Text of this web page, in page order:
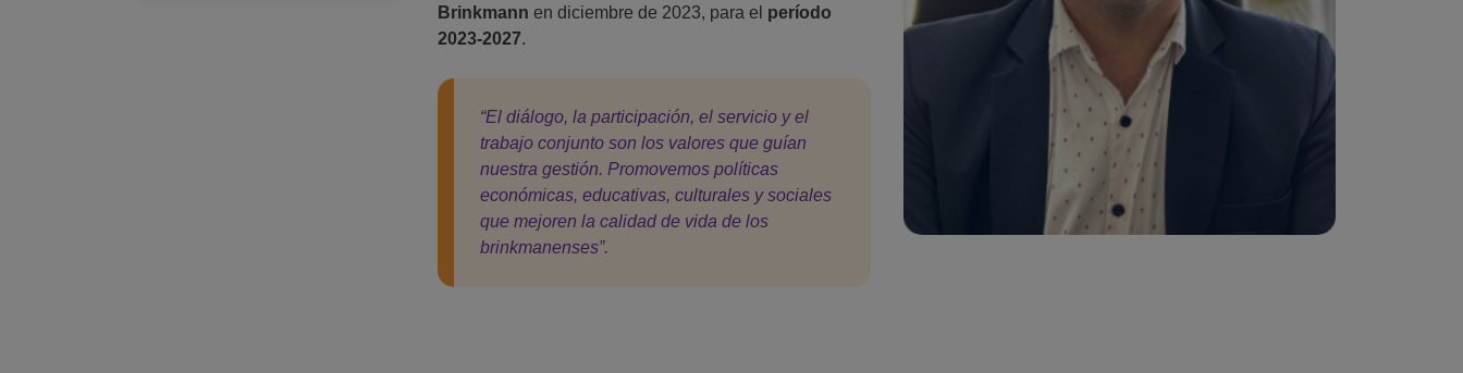
Brinkmann en diciembre de 2023, para el período
2023-2027.
“El diálogo, la participación, el servicio y el
trabajo conjunto son los valores que guían
nuestra gestión. Promovemos políticas
económicas, educativas, culturales y sociales
que mejoren la calidad de vida de los
brinkmanenses”.